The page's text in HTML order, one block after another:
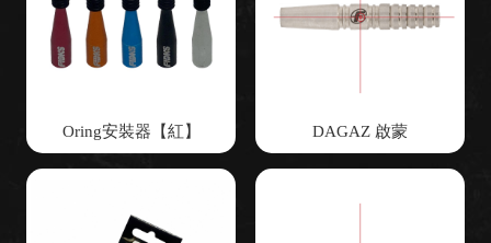
Oring安裝器【紅】 DAGAZ 啟蒙